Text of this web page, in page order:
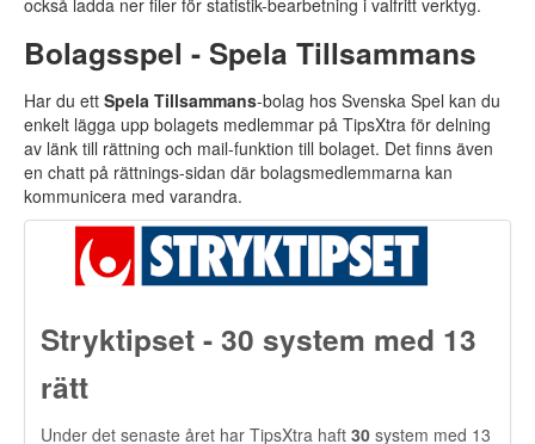
också ladda ner filer för statistik-bearbetning i valfritt verktyg.
Bolagsspel - Spela Tillsammans
Har du ett Spela Tillsammans-bolag hos Svenska Spel kan du
enkelt lägga upp bolagets medlemmar på TipsXtra för delning
av länk till rättning och mail-funktion till bolaget. Det finns även
en chatt på rättnings-sidan där bolagsmedlemmarna kan
kommunicera med varandra.
Stryktipset - 30 system med 13
rätt
Under det senaste året har TipsXtra haft 30 system med 13